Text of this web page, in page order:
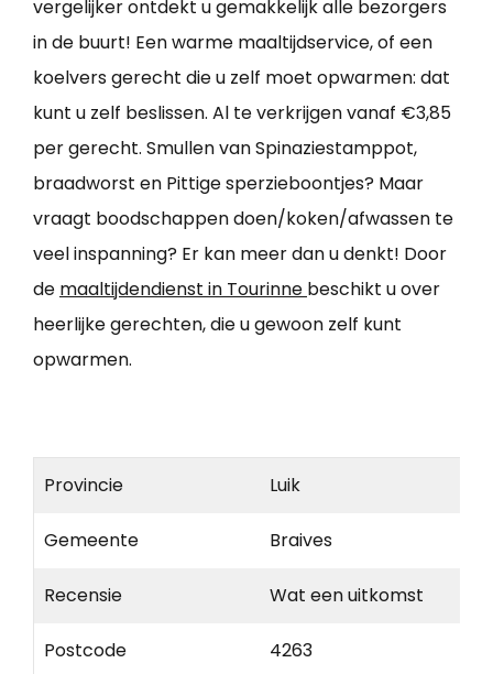
vergelijker ontdekt u gemakkelijk alle bezorgers
in de buurt! Een warme maaltijdservice, of een
koelvers gerecht die u zelf moet opwarmen: dat
kunt u zelf beslissen. Al te verkrijgen vanaf €3,85
per gerecht. Smullen van Spinaziestamppot,
braadworst en Pittige sperzieboontjes? Maar
vraagt boodschappen doen/koken/afwassen te
veel inspanning? Er kan meer dan u denkt! Door
de maaltijdendienst in Tourinne beschikt u over
heerlijke gerechten, die u gewoon zelf kunt
opwarmen.
Provincie Luik
Gemeente Braives
Recensie Wat een uitkomst
Postcode 4263